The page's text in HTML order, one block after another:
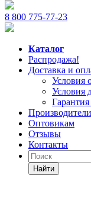
8 800 775-77-23
Каталог
Распродажа!
Доставка и
Условия
Условия
Производители
Оптовикам
Отзывы
Контакты
Найти